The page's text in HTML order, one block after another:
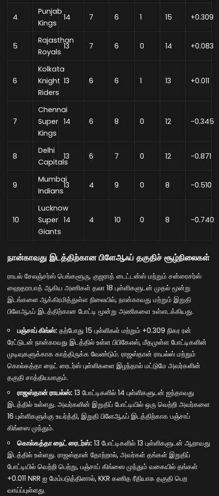
4
Punjab
Kings
14 7 6 1 15 +0.309
5
Rajasthan
Royals
13 7 6 0 14 +0.083
6
Kolkata
Knight
Riders
13 6 6 1 13 +0.011
7
Chennai
Super
Kings
14 6 8 0 12 -0.345
8
Delhi
Capitals
13 6 7 0 12 -0.871
9
Mumbai
Indians
13 4 9 0 8 -0.510
10
Lucknow
Super
Giants
14 4 10 0 8 -0.740
நான்காவது இடத்திற்கான பிளேஆஃப் தகுதிச் சூழ்நிலைகள்
ராயல் சேலஞ்சர்ஸ் பெங்களூரு, குஜராத் டைட்டன்ஸ் மற்றும் சன்ரைசர்ஸ்
ஹைதராபாத் ஆகிய அணிகள் தலா 18 புள்ளிகளுடன் முதல் மூன்று
இடங்களை ஆக்கிரமித்துள்ள நிலையில், நான்காவது மற்றும் இறுதி
பிளேஆஃப் இடத்திற்கான போட்டி மூன்று அணிகளை உள்ளடக்கியது.
பஞ்சாப் கிங்ஸ்: தற்போது 15 புள்ளிகள் மற்றும் +0.309 நிகர ரன்
ரேட்டுடன் நான்காவது இடத்தில் உள்ள பிபிகேஎஸ், மீதமுள்ள போட்டிகளின்
முடிவுகளுக்காக காத்திருக்க வேண்டும். ராஜஸ்தான் ராயல்ஸ் மற்றும்
கொல்கத்தா நைட் ரைடர்ஸ் புள்ளிகளை இழந்தால் மட்டுமே அவர்களின்
தகுதி சாத்தியமாகும்.
ராஜஸ்தான் ராயல்ஸ்: 13 போட்டிகளில் 14 புள்ளிகளுடன் ஐந்தாவது
இடத்தில் உள்ளது. அவர்களின் இறுதிப் போட்டியில் ஒரு வெற்றி அவர்களை
16 புள்ளிகளுக்கு உயர்த்தி, இறுதி பிளேஆஃப் இடத்திற்காக பஞ்சாப்
கிங்ஸை முந்தும்.
கொல்கத்தா நைட் ரைடர்ஸ்: 13 போட்டிகளில் 13 புள்ளிகளுடன் ஆறாவது
இடத்தில் உள்ளது. ராஜஸ்தான் தோற்றால், அவர்கள் தங்கள் இறுதிப்
போட்டியில் வெற்றி பெற்று, பஞ்சாப் கிங்ஸை முந்தும் வகையில் தங்கள்
+0.011 NRR ஐ மேம்படுத்தினால், KKR கணித ரீதியாக தகுதி பெற
வாய்ப்புள்ளது.